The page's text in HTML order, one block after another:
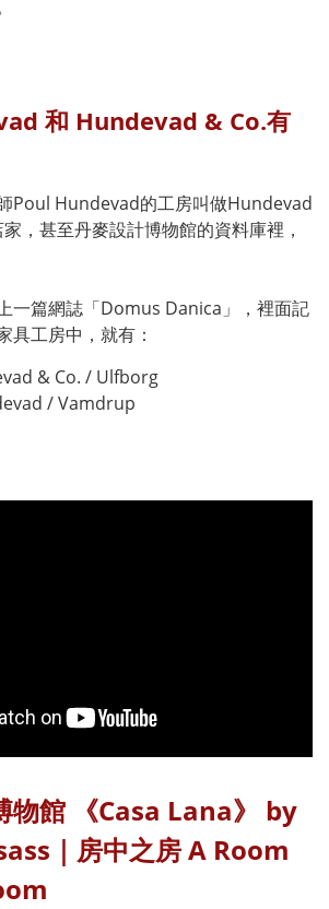
和 Hundevad & Co.有
Poul Hundevad的工房叫做Hundevad
，甚至丹麥設計博物館的資料庫裡，
一篇網誌「Domus Danica」，裡面記
具工房中，就有：
& Co. / Ulfborg
/ Vamdrup
物館 《Casa Lana》 by
｜房中之房 A Room